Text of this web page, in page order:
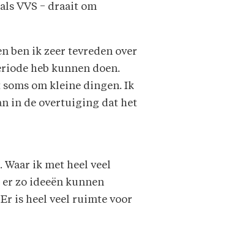
VVS − draait om
ben ik zeer tevreden over
heb kunnen doen.
soms om kleine dingen. Ik
in de overtuiging dat het
ik met heel veel
zo ideeën kunnen
is heel veel ruimte voor